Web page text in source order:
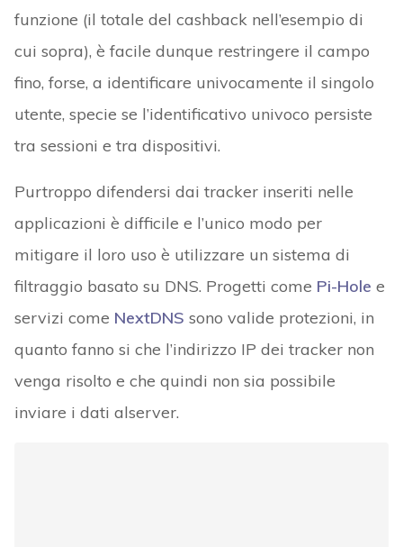
funzione (il totale del cashback nell’esempio di
cui sopra), è facile dunque restringere il campo
fino, forse, a identificare univocamente il singolo
utente, specie se l’identificativo univoco persiste
tra sessioni e tra dispositivi.
Purtroppo difendersi dai tracker inseriti nelle
applicazioni è difficile e l’unico modo per
mitigare il loro uso è utilizzare un sistema di
filtraggio basato su DNS. Progetti come Pi-Hole e
servizi come NextDNS sono valide protezioni, in
quanto fanno si che l’indirizzo IP dei tracker non
venga risolto e che quindi non sia possibile
inviare i dati alserver.